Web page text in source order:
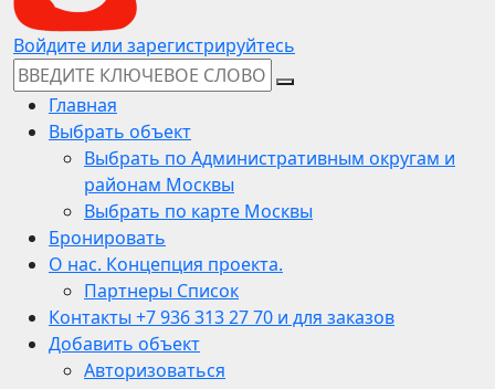
Войдите или зарегистрируйтесь
Главная
Выбрать объект
Выбрать по Административным округам и
районам Москвы
Выбрать по карте Москвы
Бронировать
О нас. Концепция проекта.
Партнеры Список
Контакты +7 936 313 27 70 и для заказов
Добавить объект
Авторизоваться